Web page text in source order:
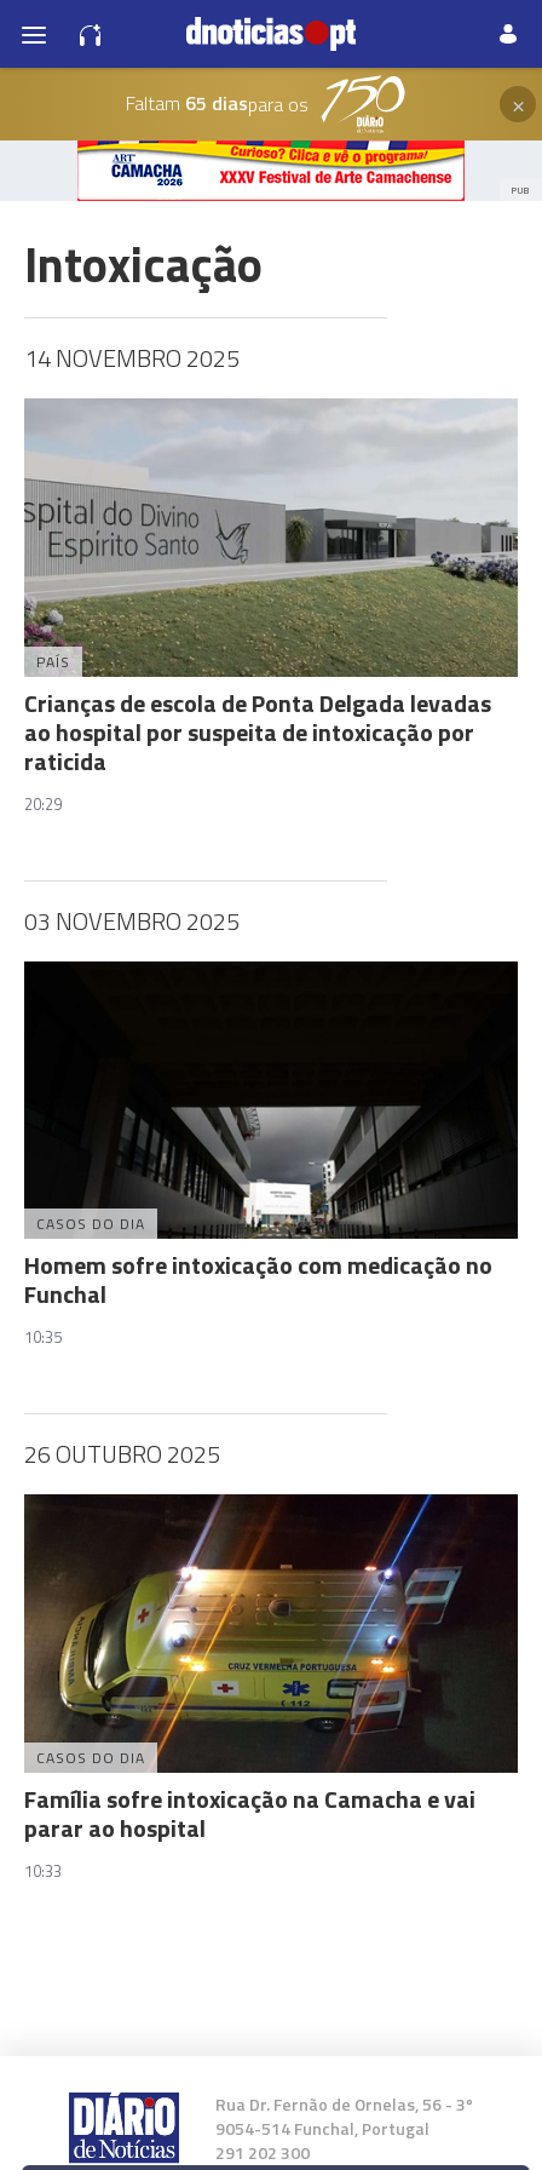
Faltam 65 diaspara os ×
PUB
Intoxicação
14 NOVEMBRO 2025
PAÍS
Crianças de escola de Ponta Delgada levadas
ao hospital por suspeita de intoxicação por
raticida
20:29
03 NOVEMBRO 2025
CASOS DO DIA
Homem sofre intoxicação com medicação no
Funchal
10:35
26 OUTUBRO 2025
CASOS DO DIA
Família sofre intoxicação na Camacha e vai
parar ao hospital
10:33
Rua Dr. Fernão de Ornelas, 56 - 3º
9054-514 Funchal, Portugal
291 202 300